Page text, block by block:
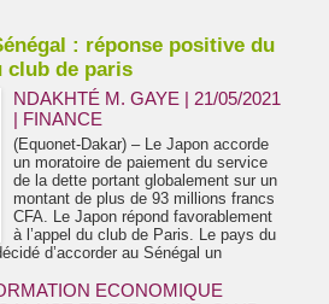
: réponse positive du
club de paris
NDAKHTÉ M. GAYE | 21/05/2021
| FINANCE
(Equonet-Dakar) – Le Japon accorde
un moratoire de paiement du service
de la dette portant globalement sur un
montant de plus de 93 millions francs
CFA. Le Japon répond favorablement
à l’appel du club de Paris. Le pays du
d’accorder au Sénégal un
ECONOMIQUE